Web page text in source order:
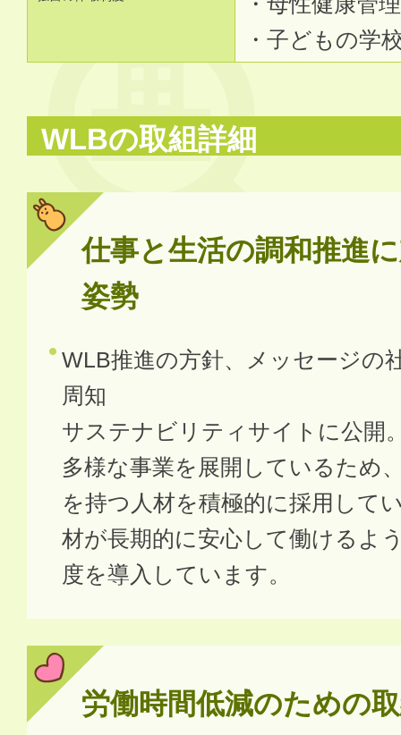
・子どもの学
WLBの取組詳細
仕事と生活の調和推進
姿勢
WLB推進の方針、メッセージの
周知
サステナビリティサイトに公開
多様な事業を展開しているため
を持つ人材を積極的に採用して
材が長期的に安心して働けるよ
度を導入しています。
労働時間低減のための